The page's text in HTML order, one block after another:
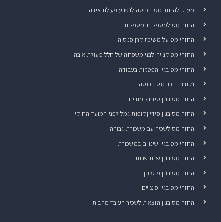
מענק להחזר מס הכנסה לנפגע פעולת איבה
החזר מס למטפלים ומטפלות
החזרי מס על משיכת קרן פנסיה
החזרי מס קנייה לבני משפחה של חלל פעולת איבה
החזרי מס בגין הפסקות בעבודה
נקודות זיכוי מס הכנסה
החזר מס בגין סיום לימודים
החזר מס בגין פידיון קופות גמל לפני המועד החוקי
החזר מס לשכיר עם משכורת גבוהה
החזרי מס בגין שינויים במשכורת
החזר מס בגין שנת שבתון
החזר מס בגין פיטורין
החזרי מס בגין פיצויים
החזר מס בגין הוצאות לשכיר העובד מהבית